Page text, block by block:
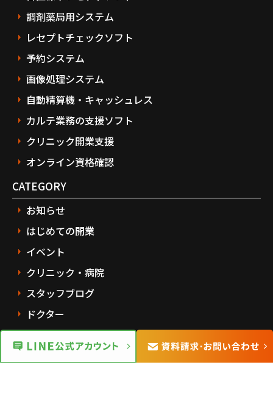
調剤薬局用システム
レセプトチェックソフト
予約システム
画像処理システム
自動精算機・キャッシュレス
カルテ業務の支援ソフト
クリニック開業支援
オンライン資格確認
CATEGORY
お知らせ
はじめての開業
イベント
クリニック・病院
スタッフブログ
ドクター
パートナー
レセプト